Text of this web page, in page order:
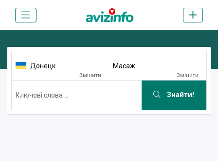
Донецк
Змінити
Масаж
Змінити
Знайти!